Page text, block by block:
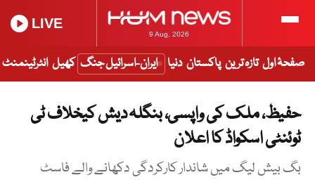
9 Aug, 2026
LIVE
صفحۂ اول تازہ ترین پاکستان دنیا ایران-اسرائیل جنگ کھیل انٹرٹینمنٹ
حفیظ، ملک کی واپسی، بنگلہ دیش کیخلاف ٹی
ٹوئنٹی اسکواڈ کا اعلان
بگ بیش لیگ میں شاندار کارکردگی دکھانے والے فاسٹ